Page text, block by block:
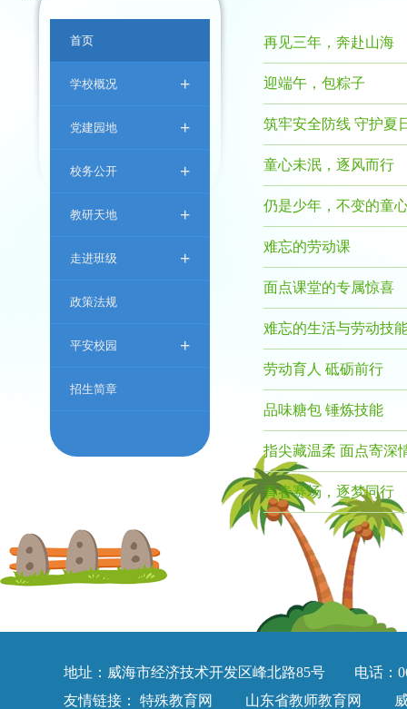
首页
学校概况 +
党建园地 +
校务公开 +
教研天地 +
走进班级 +
政策法规
平安校园 +
招生简章
再见三年，奔赴山海
迎端午，包粽子
筑牢安全防线 守护夏
童心未泯，逐风而行
仍是少年，不变的童
难忘的劳动课
面点课堂的专属惊喜
难忘的生活与劳动技
劳动育人 砥砺前行
品味糖包 锤炼技能
指尖藏温柔 面点寄深
青春赛场，逐梦同行
地址：威海市经济技术开发区峰北路85号 电话：
友情链接： 特殊教育网 山东省教师教育网